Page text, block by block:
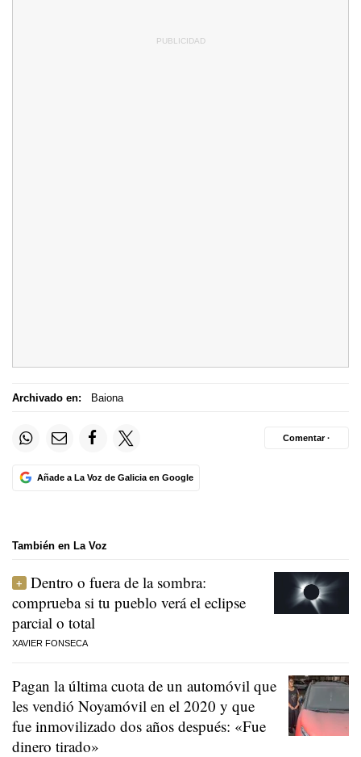
Archivado en: Baiona
Añade a La Voz de Galicia en Google
Comentar ·
También en La Voz
Dentro o fuera de la sombra:
comprueba si tu pueblo verá el eclipse
parcial o total
XAVIER FONSECA
Pagan la última cuota de un automóvil que
les vendió Noyamóvil en el 2020 y que
fue inmovilizado dos años después: «Fue
dinero tirado»